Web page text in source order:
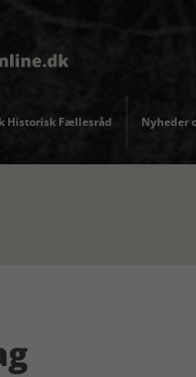
Historisk Fællesråd Nyheder